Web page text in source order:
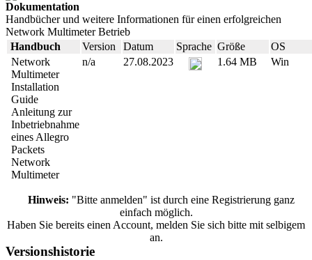
Dokumentation
Handbücher und weitere Informationen für einen erfolgreichen
Network Multimeter Betrieb
Handbuch
Version Datum Sprache Größe
OS
Network
Multimeter
Installation
Guide
Anleitung zur
Inbetriebnahme
eines Allegro
Packets
Network
Multimeter
n/a 27.08.2023 1.64 MB Win
Hinweis: "Bitte anmelden" ist durch eine Registrierung ganz
einfach möglich.
Haben Sie bereits einen Account, melden Sie sich bitte mit selbigem
an.
Versionshistorie